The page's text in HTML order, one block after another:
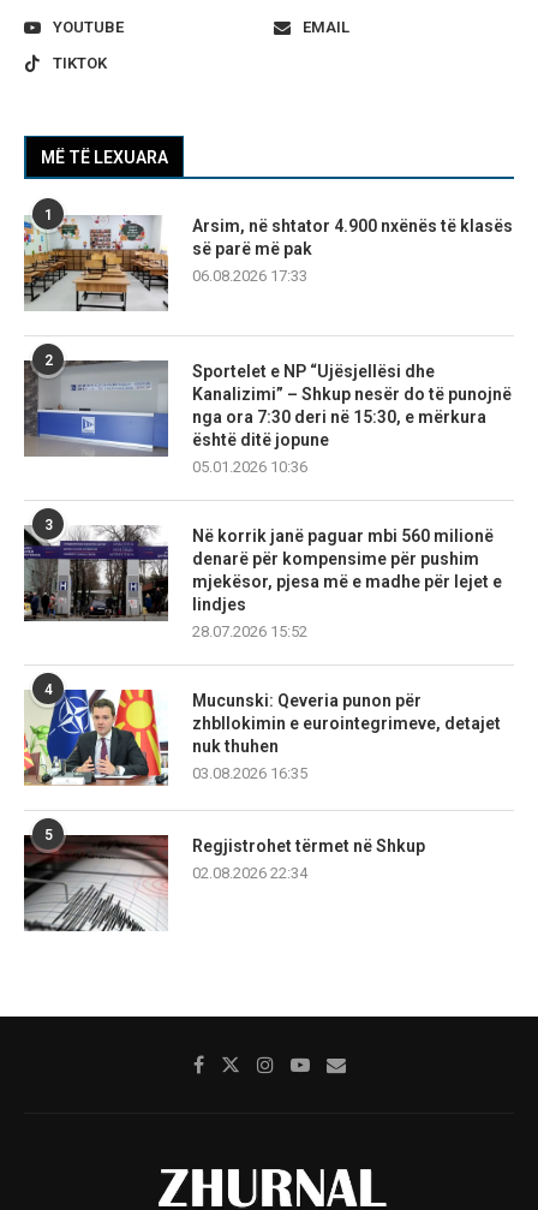
YOUTUBE
EMAIL
TIKTOK
MË TË LEXUARA
1
Arsim, në shtator 4.900 nxënës të klasës
së parë më pak
06.08.2026 17:33
2
Sportelet e NP “Ujësjellësi dhe
Kanalizimi” – Shkup nesër do të punojnë
nga ora 7:30 deri në 15:30, e mërkura
është ditë jopune
05.01.2026 10:36
3
Në korrik janë paguar mbi 560 milionë
denarë për kompensime për pushim
mjekësor, pjesa më e madhe për lejet e
lindjes
28.07.2026 15:52
4
Mucunski: Qeveria punon për
zhbllokimin e eurointegrimeve, detajet
nuk thuhen
03.08.2026 16:35
5
Regjistrohet tërmet në Shkup
02.08.2026 22:34